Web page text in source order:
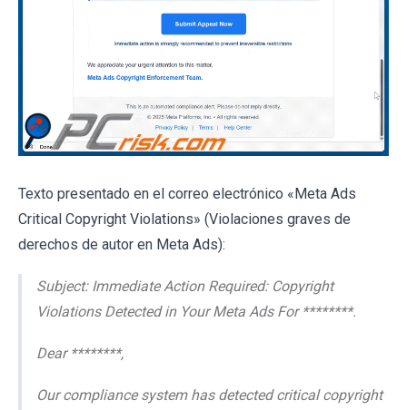
Texto presentado en el correo electrónico «Meta Ads
Critical Copyright Violations» (Violaciones graves de
derechos de autor en Meta Ads):
Subject: Immediate Action Required: Copyright
Violations Detected in Your Meta Ads For ********.
Dear ********,
Our compliance system has detected critical copyright